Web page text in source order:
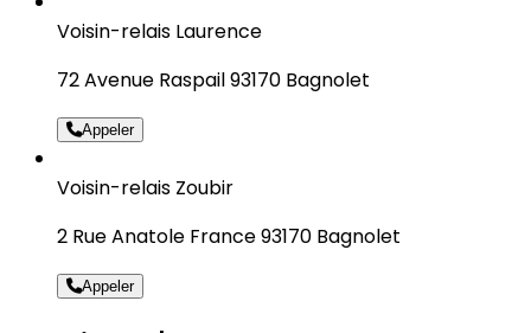
Voisin-relais Laurence
72 Avenue Raspail 93170 Bagnolet
Appeler
Voisin-relais Zoubir
2 Rue Anatole France 93170 Bagnolet
Appeler